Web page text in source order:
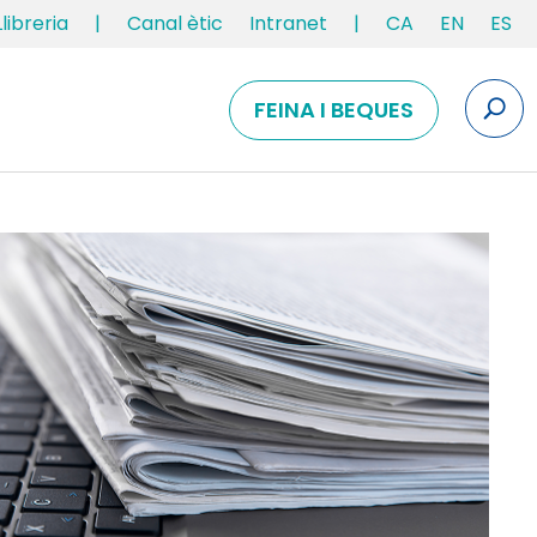
| Canal ètic Intranet | CA EN ES
FEINA I BEQUES